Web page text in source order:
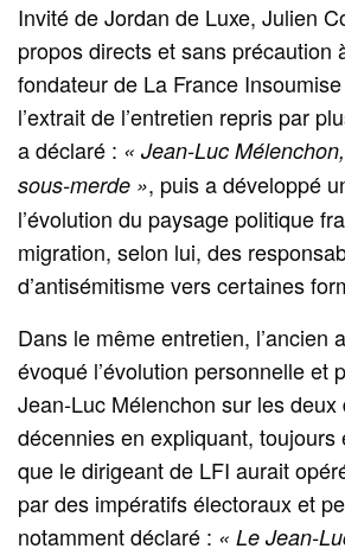
Invité de Jordan de Luxe, Julien
propos directs et sans précaution
fondateur de La France
l’extrait de l’entretien repris par
a déclaré : « Jean‑Luc
sous‑merde », puis a développé
l’évolution du paysage politique
migration, selon lui, des
d’antisémitisme vers certaines
Dans le même entretien, l’ancien
évoqué l’évolution personnelle et
Jean‑Luc Mélenchon sur les
décennies en expliquant, toujours
que le dirigeant de LFI aurait
par des impératifs électoraux et
notamment déclaré : « Le